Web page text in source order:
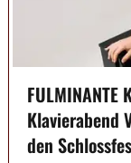
FULMINANTE
Klavierabend
den